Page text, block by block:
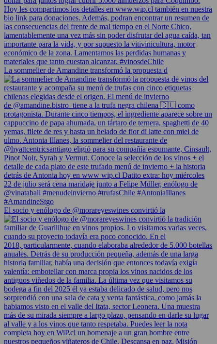
La sommelier de Amandine transformó la propuesta d
El socio y enólogo de @morareyeswines convirtió la